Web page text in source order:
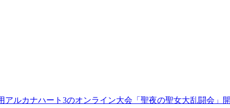
アルカナハート3のオンライン大会「聖夜の聖女大乱闘会」